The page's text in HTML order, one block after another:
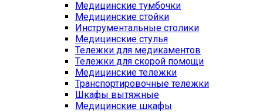
Медицинские тумбочки
Медицинские стойки
Инструментальные столики
Медицинские стулья
Тележки для медикаментов
Тележки для скорой помощи
Медицинские тележки
Транспортировочные тележки
Шкафы вытяжные
Медицинские шкафы